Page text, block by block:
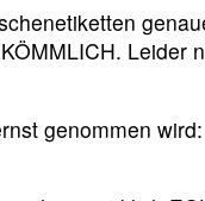
genommen